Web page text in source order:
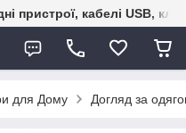
пристрої, кабелі USB,
для Дому Догляд за